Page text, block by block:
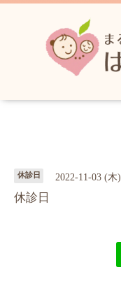
休診日 2022-11-03 (木)
休診日